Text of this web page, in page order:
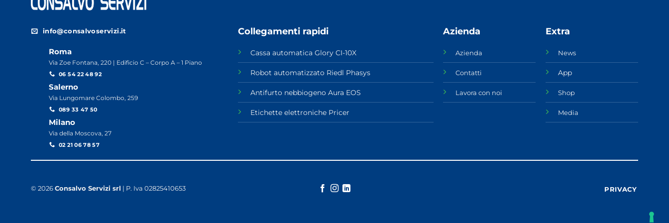
info@consalvoservizi.it
Roma
Via Zoe Fontana, 220 | Edificio C – Corpo A – 1 Piano
06 54 22 48 92
Salerno
Via Lungomare Colombo, 259
089 33 47 50
Milano
Via della Moscova, 27
02 21 06 78 57
Collegamenti rapidi
Cassa automatica Glory CI-10X
Robot automatizzato Riedl Phasys
Antifurto nebbiogeno Aura EOS
Etichette elettroniche Pricer
Azienda
Azienda
Contatti
Lavora con noi
Extra
News
App
Shop
Media
© 2026 Consalvo Servizi srl | P. Iva 02825410653 PRIVACY